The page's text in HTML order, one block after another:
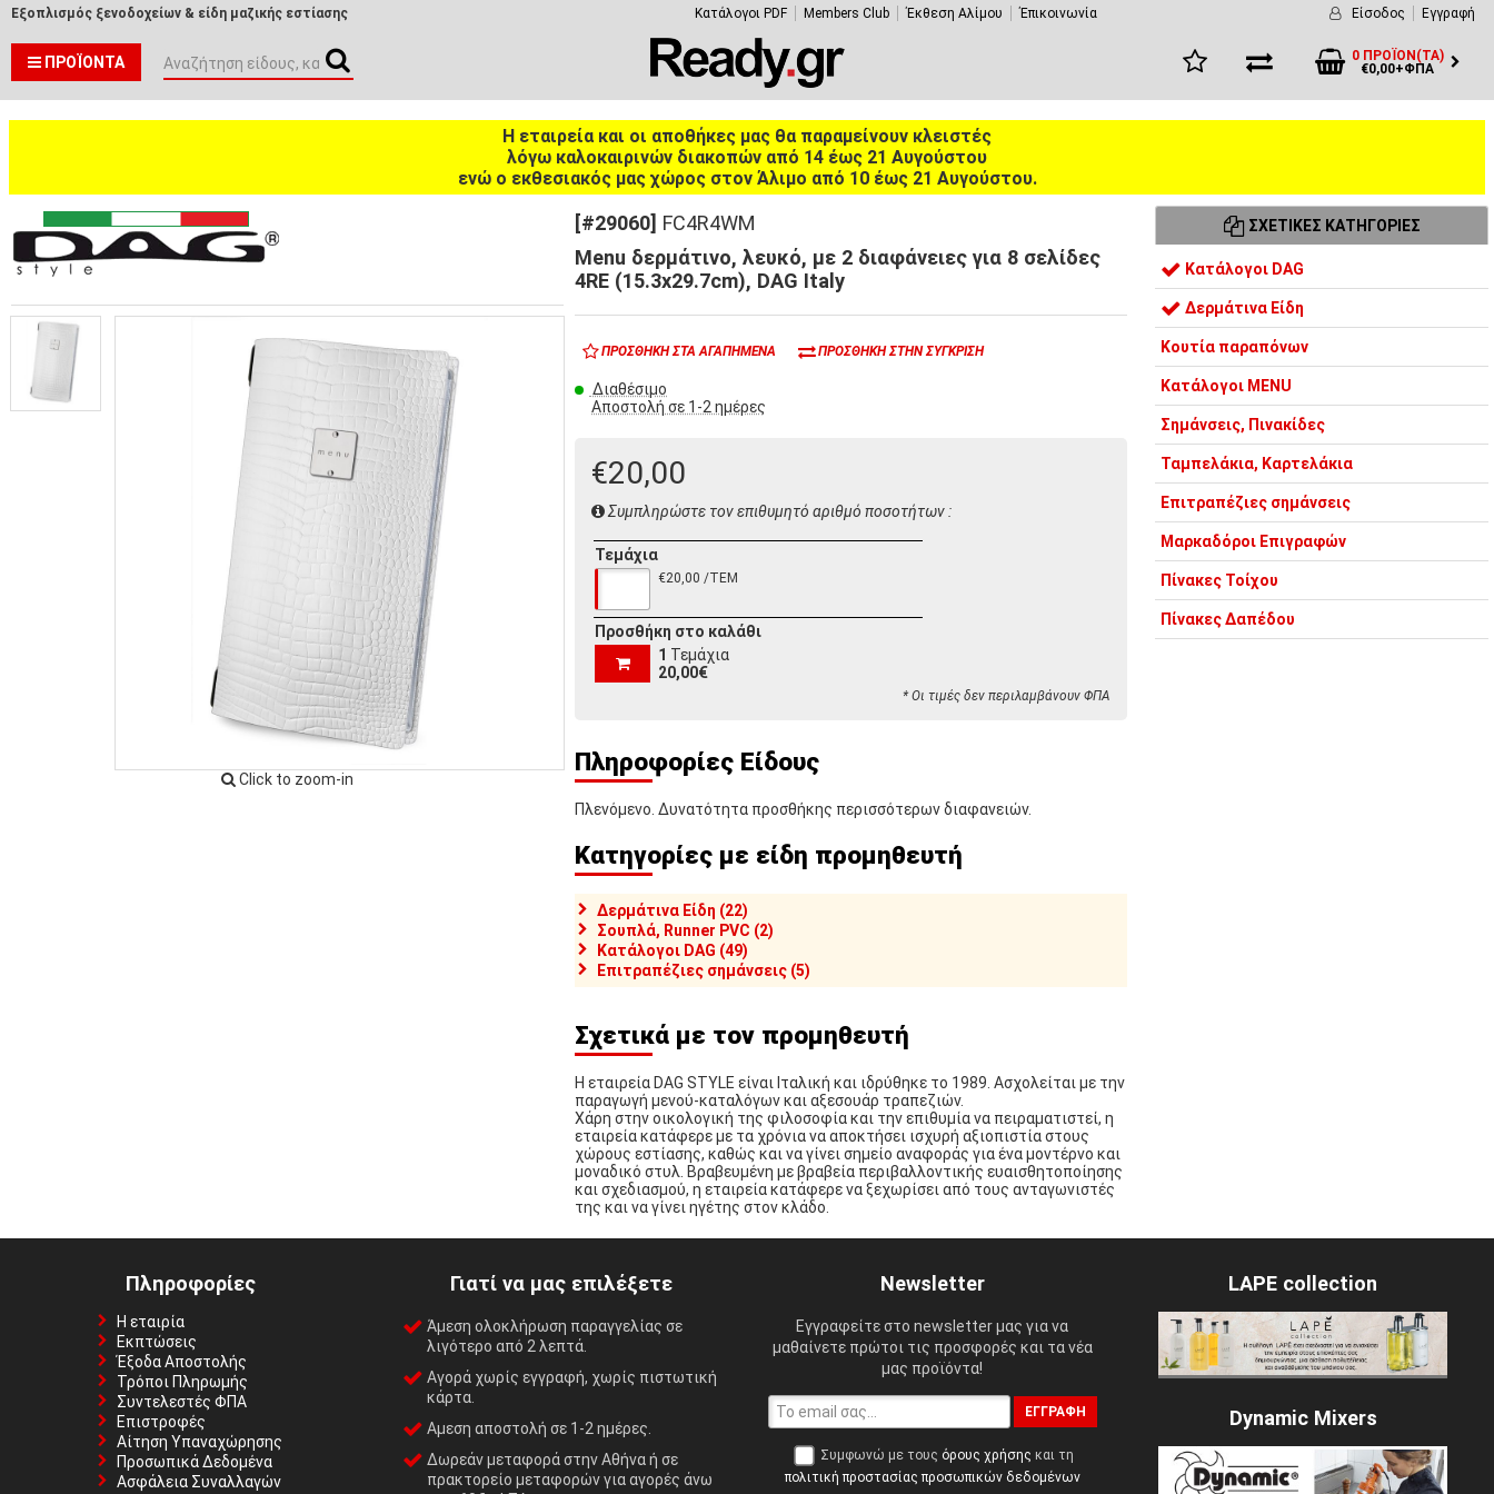
Εξοπλισμός ξενοδοχείων & είδη μαζικής εστίασης Κατάλογοι PDF Members Club Έκθεση Αλίμου Έπικοινωνία Είσοδος Εγγραφή
ΠΡΟΪΌΝΤΑ
0 ΠΡΟΪΌΝ(ΤΑ)
€0,00+ΦΠΑ
Η εταιρεία και οι αποθήκες μας θα παραμείνουν κλειστές
λόγω καλοκαιρινών διακοπών από 14 έως 21 Αυγούστου
ενώ ο εκθεσιακός μας χώρος στον Άλιμο από 10 έως 21 Αυγούστου.
Click to zoom-in
[#29060] FC4R4WM
Menu δερμάτινο, λευκό, με 2 διαφάνειες για 8 σελίδες
4RE (15.3x29.7cm), DAG Italy
ΠΡΟΣΘΉΚΗ ΣΤΑ ΑΓΑΠΗΜΈΝΑ ΠΡΟΣΘΉΚΗ ΣΤΗΝ ΣΎΓΚΡΙΣΗ
Διαθέσιμο
Αποστολή σε 1-2 ημέρες
€20,00
Συμπληρώστε τον επιθυμητό αριθμό ποσοτήτων :
Τεμάχια
€20,00 /ΤΕΜ
Προσθήκη στο καλάθι
1 Τεμάχια
20,00€
* Οι τιμές δεν περιλαμβάνουν ΦΠΑ
Πληροφορίες Είδους
Πλενόμενο. Δυνατότητα προσθήκης περισσότερων διαφανειών.
Κατηγορίες με είδη προμηθευτή
Δερμάτινα Είδη (22)
Σουπλά, Runner PVC (2)
Κατάλογοι DAG (49)
Επιτραπέζιες σημάνσεις (5)
Σχετικά με τον προμηθευτή
Η εταιρεία DAG STYLE είναι Ιταλική και ιδρύθηκε το 1989. Ασχολείται με την
παραγωγή μενού-καταλόγων και αξεσουάρ τραπεζιών.
Χάρη στην οικολογική της φιλοσοφία και την επιθυμία να πειραματιστεί, η
εταιρεία κατάφερε με τα χρόνια να αποκτήσει ισχυρή αξιοπιστία στους
χώρους εστίασης, καθώς και να γίνει σημείο αναφοράς για ένα μοντέρνο και
μοναδικό στυλ. Βραβευμένη με βραβεία περιβαλλοντικής ευαισθητοποίησης
και σχεδιασμού, η εταιρεία κατάφερε να ξεχωρίσει από τους ανταγωνιστές
της και να γίνει ηγέτης στον κλάδο.
ΣΧΕΤΙΚΈΣ ΚΑΤΗΓΟΡΊΕΣ
Κατάλογοι DAG
Δερμάτινα Είδη
Κουτία παραπόνων
Κατάλογοι MENU
Σημάνσεις, Πινακίδες
Ταμπελάκια, Καρτελάκια
Επιτραπέζιες σημάνσεις
Μαρκαδόροι Επιγραφών
Πίνακες Τοίχου
Πίνακες Δαπέδου
Πληροφορίες
Η εταιρία
Εκπτώσεις
Έξοδα Αποστολής
Τρόποι Πληρωμής
Συντελεστές ΦΠΑ
Επιστροφές
Αίτηση Υπαναχώρησης
Προσωπικά Δεδομένα
Ασφάλεια Συναλλαγών
Γιατί να μας επιλέξετε
Άμεση ολοκλήρωση παραγγελίας σε
λιγότερο από 2 λεπτά.
Αγορά χωρίς εγγραφή, χωρίς πιστωτική
κάρτα.
Αμεση αποστολή σε 1-2 ημέρες.
Δωρεάν μεταφορά στην Αθήνα ή σε
πρακτορείο μεταφορών για αγορές άνω
Newsletter
Εγγραφείτε στο newsletter μας για να
μαθαίνετε πρώτοι τις προσφορές και τα νέα
μας προϊόντα!
ΕΓΓΡΑΦΉ
Συμφωνώ με τους όρους χρήσης και τη
πολιτική προστασίας προσωπικών δεδομένων
LAPE collection
Dynamic Mixers